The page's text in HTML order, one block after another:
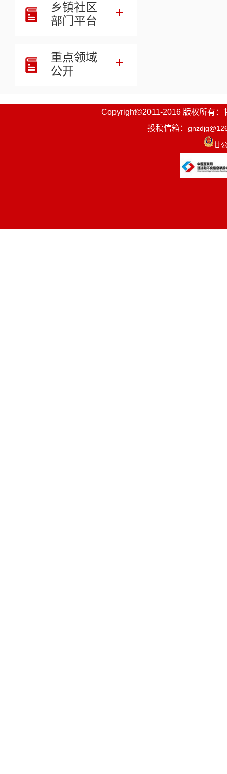
乡镇社区
部门平台
重点领域
公开
Copyright©2011-2016 版权所有：
投稿信箱：
甘